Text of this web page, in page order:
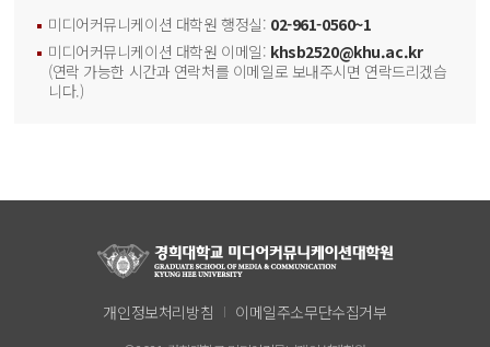
미디어커뮤니케이션 대학원 행정실: 02-961-0560~1
미디어커뮤니케이션 대학원 이메일: khsb2520@khu.ac.kr
(연락 가능한 시간과 연락처를 이메일로 보내주시면 연락드리겠습
니다.)
개인정보처리방침 이메일주소무단수집거부